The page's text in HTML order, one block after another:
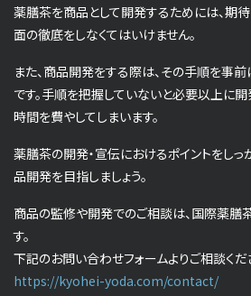
薬膳茶を商品として開発するためには、期
面の徹底をしなくてはいけません。
また、商品開発をする際は、その手順を事
です。手順を把握していないと必要以上に
時間を費やしてしまいます。
薬膳茶の開発・宣伝におけるポイントをしっ
品開発を目指しましょう。
商品の監修や開発でのご相談は、国際薬膳
す。
下記のお問い合わせフォームよりご相談くだ
https://kyohei-yoda.com/contact/